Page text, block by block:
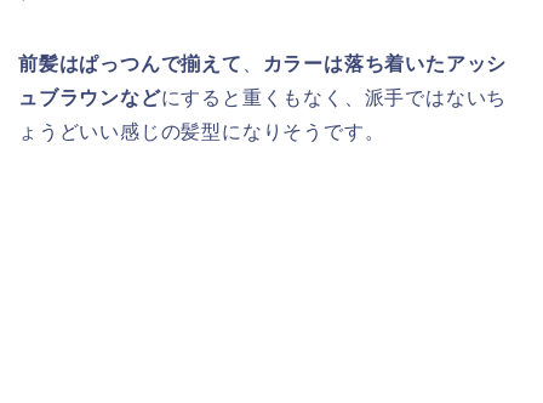
前髪はぱっつんで揃えて
カラーは落ち着いたアッシ
ュブラウンなどにすると重くもなく、派手ではないち
ょうどいい感じの髪型になりそうです。